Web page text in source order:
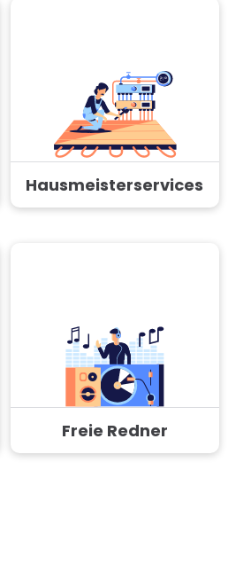
Hausmeisterservices
Freie Redner